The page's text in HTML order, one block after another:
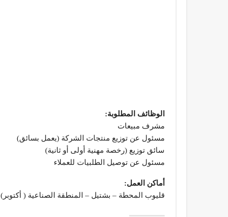
الوظائف المطلوبة:
مشرف مبيعات
مسئول عن توزيع منتجات الشركة (يعمل بسائق)
سائق توزيع (رخصة مهنية أولى أو ثانية)
مسئول عن توصيل الطلبيات للعملاء
أماكن العمل:
قليوب المحطة – بشتيل – المنطقة الصناعية (